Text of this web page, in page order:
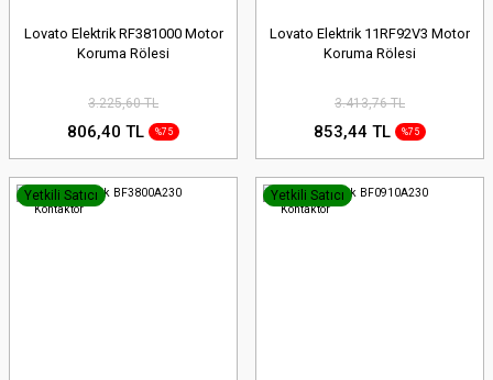
Lovato Elektrik RF381000 Motor
Koruma Rölesi
3.225,60 TL
806,40 TL %75
Lovato Elektrik 11RF92V3 Motor
Koruma Rölesi
3.413,76 TL
853,44 TL %75
Yetkili Satıcı Yetkili Satıcı